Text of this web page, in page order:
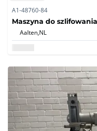
A1-48760-84
Maszyna do
Aalten,NL